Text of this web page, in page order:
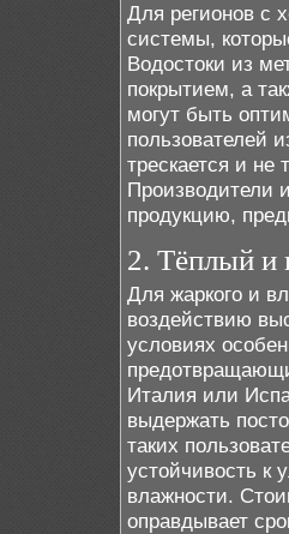
Для регионов с
системы,
Водостоки из
покрытием, а
могут быть
пользователей
трескается и не
Производители
продукцию,
2. Тёплый и
Для жаркого и
воздействию
условиях
Италия или
выдержать
таких
устойчивость к
влажности.
оправдывает